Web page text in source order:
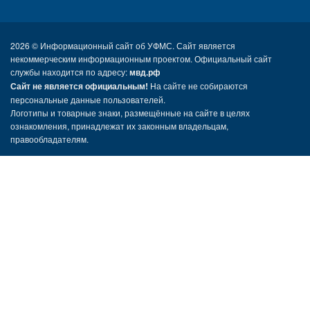
2026 © Информационный сайт об УФМС. Сайт является
некоммерческим информационным проектом. Официальный сайт
службы находится по адресу:мвд.рф
Сайт не является официальным! На сайте не собираются
персональные данные пользователей.
Логотипы и товарные знаки, размещённые на сайте в целях
ознакомления, принадлежат их законным владельцам,
правообладателям.